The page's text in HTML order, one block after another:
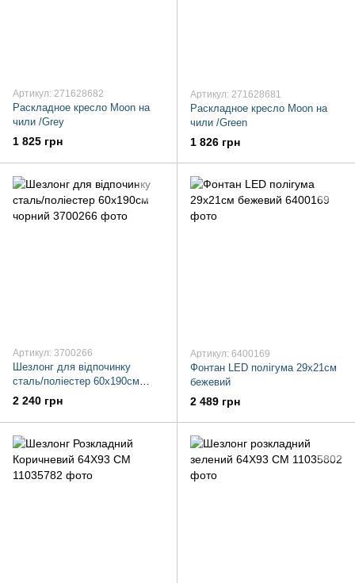
Артикул: 271628682
Раскладное кресло Moon на
чили /Grey
1 825 грн
Артикул: 271628681
Раскладное кресло Moon на
чили /Green
1 826 грн
Артикул: 3700266
Шезлонг для відпочинку
сталь/поліестер 60x190см
чорний
2 240 грн
Артикул: 6400169
Фонтан LED полігума 29х21см
бежевий
2 489 грн